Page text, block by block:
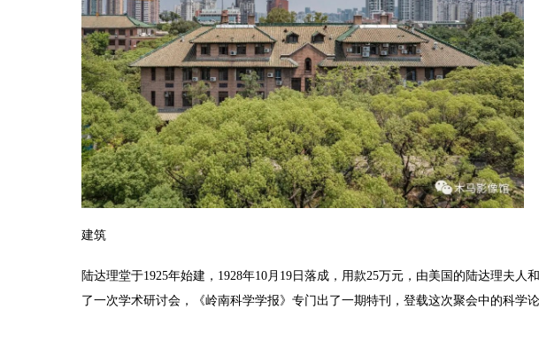
建筑
陆达理堂于1925年始建，1928年10月19日落成，用款25万元，由美国的陆达理夫
了一次学术研讨会，《岭南科学学报》专门出了一期特刊，登载这次聚会中的科学论